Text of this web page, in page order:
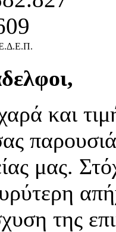
και
μας.
της